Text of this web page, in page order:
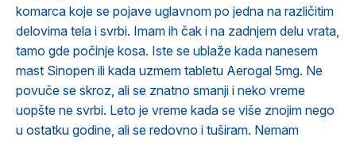
komarca koje se pojave uglavnom po jedna na različitim
delovima tela i svrbi. Imam ih čak i na zadnjem delu vrata,
tamo gde počinje kosa. Iste se ublaže kada nanesem
mast Sinopen ili kada uzmem tabletu Aerogal 5mg. Ne
povuče se skroz, ali se znatno smanji i neko vreme
uopšte ne svrbi. Leto je vreme kada se više znojim nego
u ostatku godine, ali se redovno i tuširam. Nemam